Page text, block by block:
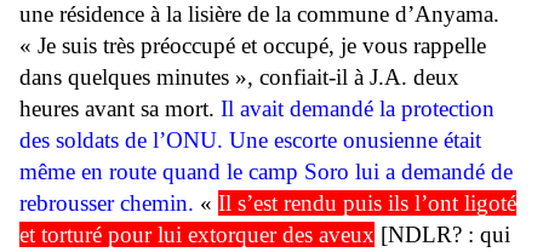
une résidence à la lisière de la commune d’Anyama.
« Je suis très préoccupé et occupé, je vous rappelle
dans quelques minutes », confiait-il à J.A. deux
heures avant sa mort. Il avait demandé la protection
des soldats de l’ONU. Une escorte onusienne était
même en route quand le camp Soro lui a demandé de
rebrousser chemin. « Il s’est rendu puis ils l’ont ligoté
et torturé pour lui extorquer des aveux [NDLR? : qui